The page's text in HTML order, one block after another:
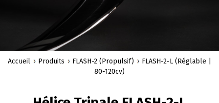
Accueil Produits FLASH-2 (Propulsif)
FLASH-2-L (Réglable |
80-120cv)